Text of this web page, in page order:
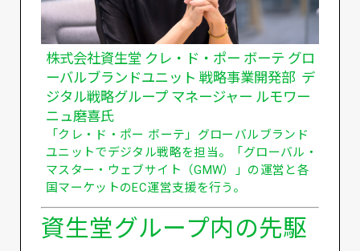
株式会社資生堂 クレ・ド・ポー ボーテ グロ
ーバルブランドユニット 戦略事業開発部 デ
ジタル戦略グループ マネージャー ルモワー
ニュ磨喜氏
「クレ・ド・ポー ボーテ」グローバルブランド
ユニットでデジタル戦略を担当。「グローバル・
マスター・ウェブサイト（GMW）」の運営と各
国マーケットのEC運営支援を行う。
資生堂グループ内の先駆